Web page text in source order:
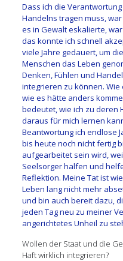
Dass ich die
Handelns tragen muss,
es in Gewalt eskalierte,
das konnte ich schnell
viele Jahre gedauert, um
Menschen das Leben
Denken, Fühlen und
integrieren zu können.
wie es hätte anders
bedeutet, wie ich zu deren
daraus für mich lernen
Beantwortung ich endlose
bis heute noch nicht fertig
aufgearbeitet sein wird,
Seelsorger halfen und
Reflektion. Meine Tat ist
Leben lang nicht mehr
und bin auch bereit dazu,
jeden Tag neu zu meiner
angerichtetes Unheil zu
Wollen der Staat und die
Haft wirklich integrieren?